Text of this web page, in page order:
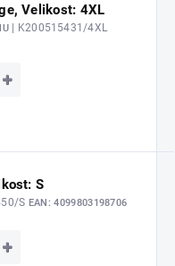
Velikost: 4XL
| K200515431/4XL
+
S
S EAN: 4099803198706
+